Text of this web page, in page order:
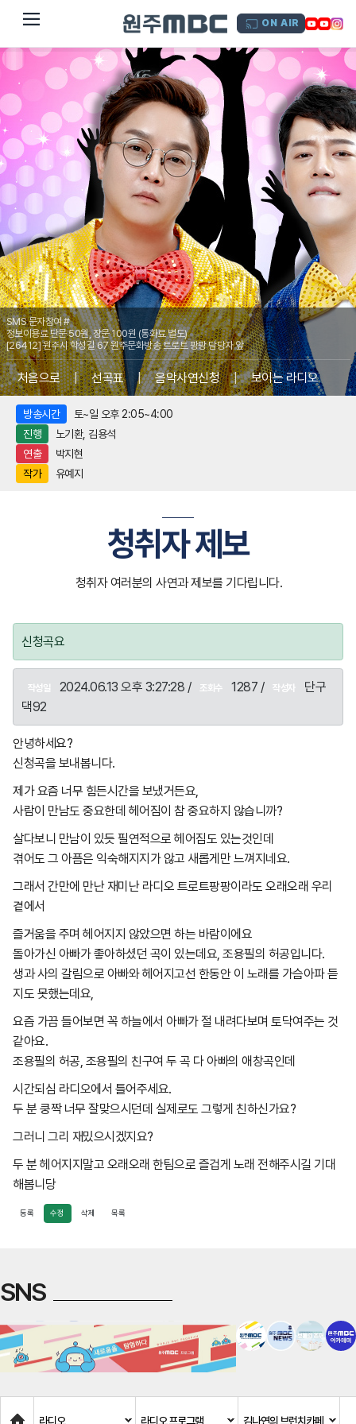
dehaze ON AIR
SMS 문자참여 #
정보이용료 단문 50원, 장문 100원 (통화료 별도)
[26412] 원주시 학성길 67 원주문화방송 트로트 팡팡 담당자 앞
처음으로 | 선곡표 | 음악사연신청 | 보이는 라디오
방송시간
토~일 오후 2:05~4:00
진행
노기환, 김용석
연출
박지현
작가
유예지
청취자 제보
청취자 여러분의 사연과 제보를 기다립니다.
신청곡요
작성일 2024.06.13 오후 3:27:28 / 조회수 1287 / 작성자
단구
댁92
안녕하세요?
신청곡을 보내봅니다.
제가 요즘 너무 힘든시간을 보냈거든요,
사람이 만남도 중요한데 헤어짐이 참 중요하지 않습니까?
살다보니 만남이 있듯 필연적으로 헤어짐도 있는것인데
겪어도 그 아픔은 익숙해지지가 않고 새롭게만 느껴지네요.
그래서 간만에 만난 재미난 라디오 트로트팡팡이라도 오래오래 우리
곁에서
즐거움을 주며 헤어지지 않았으면 하는 바람이에요
돌아가신 아빠가 좋아하셨던 곡이 있는데요, 조용필의 허공입니다.
생과 사의 갈림으로 아빠와 헤어지고선 한동안 이 노래를 가슴아파 듣
지도 못했는데요,
요즘 가끔 들어보면 꼭 하늘에서 아빠가 절 내려다보며 토닥여주는 것
같아요.
조용필의 허공, 조용필의 친구여 두 곡 다 아빠의 애창곡인데
시간되심 라디오에서 틀어주세요.
두 분 쿵짝 너무 잘맞으시던데 실제로도 그렇게 친하신가요?
그러니 그리 재밌으시겠지요?
두 분 헤어지지말고 오래오래 한팀으로 즐겁게 노래 전해주시길 기대
해봅니당
등록 수정 삭제 목록
SNS
Home
라디오 라디오 프로그램 김나연의 브런치카페